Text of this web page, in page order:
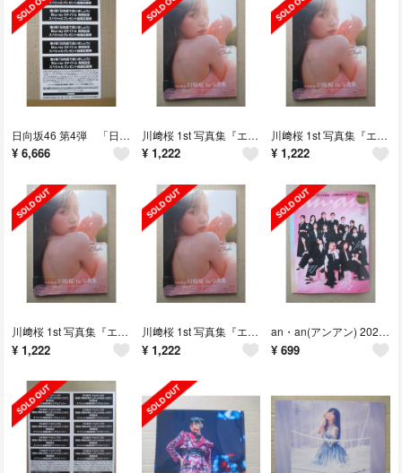
日向坂46 第4弾 「日向坂で会いましょう」 スペシャル抽選応募券 5枚セット
¥ 6,666
川﨑桜 1st 写真集『エチュード』 【未読・ポストカード・応募券なし】
¥ 1,222
川﨑桜 1st 写真集『エチュード』 【未読・ポストカード・応募券なし】
¥ 1,222
川﨑桜 1st 写真集『エチュード』 【未読・ポストカード・応募券なし】
¥ 1,222
川﨑桜 1st 写真集『エチュード』 【未読・ポストカード・応募券なし】
¥ 1,222
an・an(アンアン) 2026.4.15 No.2491 【応募券のみなし】
¥ 699